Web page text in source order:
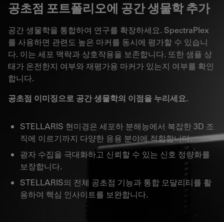
공초점 포트폴리오에 공간 생물학 추가
공간 생물학을 통합하여 연구를 확장하세요. SpectraPlex
를 사용하면 관련도 높은 마커를 동시에 평가할 수 있습니
다. 이는 세포 맥락과 상호작용을 보존합니다. 또한 샘플 상
태가 온전한지 여부와 재평가용 마커가 있는지 여부를 확인
합니다.
공초점 이미징으로 공간 생물학의 이점을 누리세요.
STELLARIS 현미경은 세포하 분해능에서 복잡한 3D 조
직에 이르기까지 다양한 응용 분야에 적합합니다.
광자 수집을 극대화하고 신뢰할 수 있는 신호 정량화를
보장합니다.
STELLARIS의 전체 공초점 기능과 통합 모달리티를 활
용하여 핵심 인사이트를 보완합니다.